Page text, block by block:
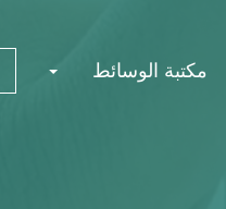
مكتبة الوسائط